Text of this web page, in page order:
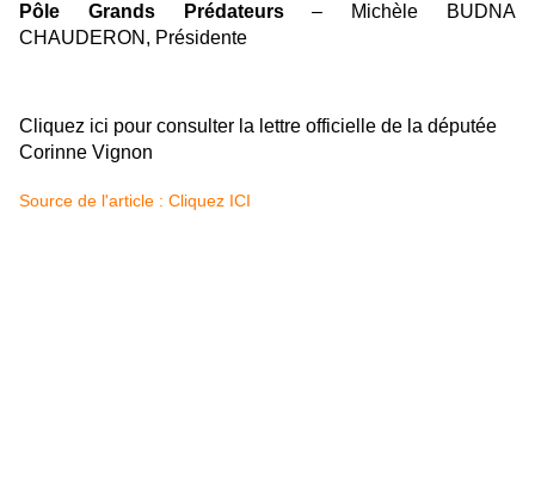
Pôle Grands Prédateurs
– Michèle BUDNA
CHAUDERON, Présidente
Cliquez ici pour consulter la lettre officielle de la députée
Corinne Vignon
Source de l'article : Cliquez ICI